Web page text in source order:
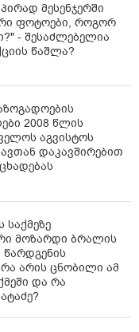
მესენჯერში
ფოტოები, როგორ
- შესაძლებელია
წაშლა?
2008 წლის
აგვისტოს
დაკავშირებით
საქმეზე
მოზარდი ბრალის
არის ცნობილი ამ
და რა